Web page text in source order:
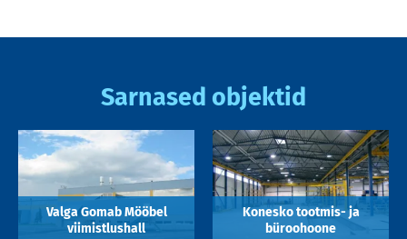
Sarnased objektid
Valga Gomab Mööbel
viimistlushall
Konesko tootmis- ja
büroohoone